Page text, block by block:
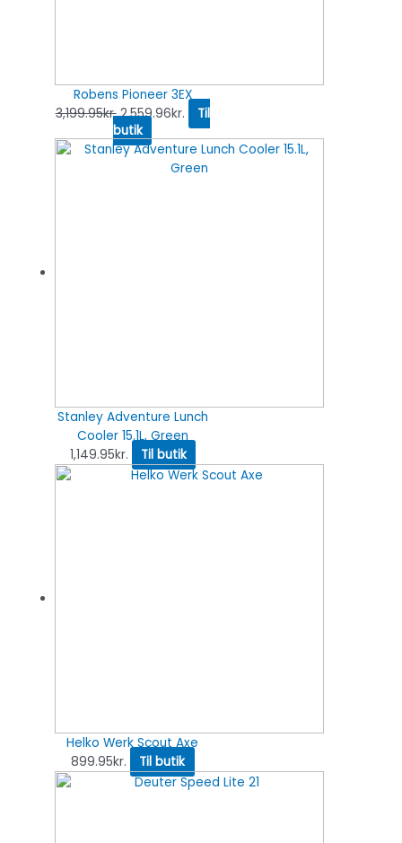
Robens Pioneer 3EX
3,199.95kr. 2,559.96kr.
Til
butik
Stanley Adventure Lunch
Cooler 15.1L, Green
1,149.95kr. Til butik
Helko Werk Scout Axe
899.95kr. Til butik